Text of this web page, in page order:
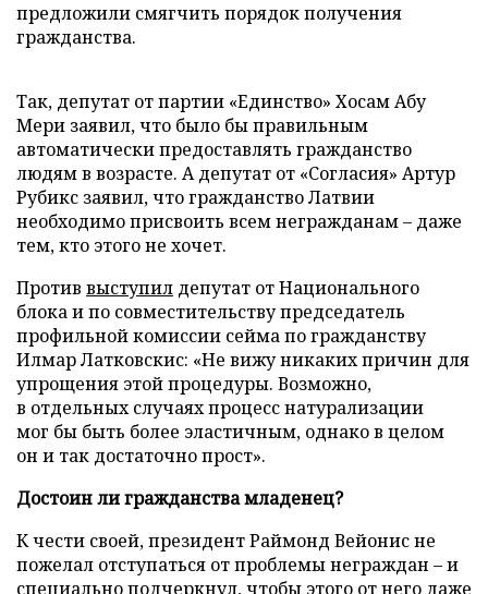
предложили смягчить порядок получения
гражданства.
Так, депутат от партии «Единство» Хосам Абу
Мери заявил, что было бы правильным
автоматически предоставлять гражданство
людям в возрасте. А депутат от «Согласия» Артур
Рубикс заявил, что гражданство Латвии
необходимо присвоить всем негражданам – даже
тем, кто этого не хочет.
Против выступил депутат от Национального
блока и по совместительству председатель
профильной комиссии сейма по гражданству
Илмар Латковскис: «Не вижу никаких причин для
упрощения этой процедуры. Возможно,
в отдельных случаях процесс натурализации
мог бы быть более эластичным, однако в целом
он и так достаточно прост».
Достоин ли гражданства младенец?
К чести своей, президент Раймонд Вейонис не
пожелал отступаться от проблемы неграждан – и
специально подчеркнул, чтобы этого от него даже